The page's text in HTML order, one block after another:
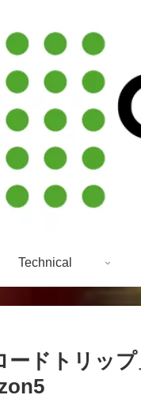
Technical
ードトリッ